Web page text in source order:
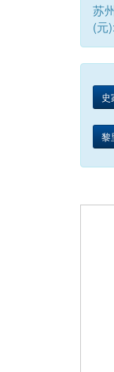
苏
(元
史
黎